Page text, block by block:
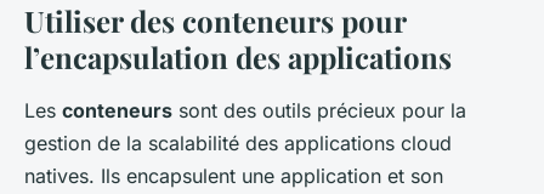
Utiliser des conteneurs pour
l’encapsulation des applications
Les conteneurs sont des outils précieux pour la
gestion de la scalabilité des applications cloud
natives. Ils encapsulent une application et son